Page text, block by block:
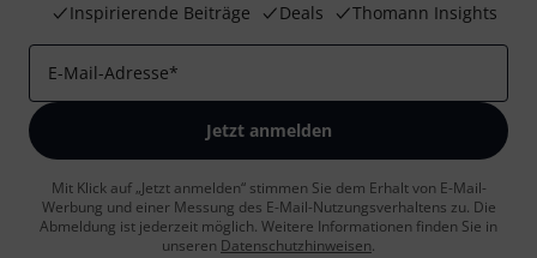
Inspirierende Beiträge
Deals Thomann Insights
E-Mail-Adresse*
Jetzt anmelden
Mit Klick auf „Jetzt anmelden“ stimmen Sie dem Erhalt von E-Mail-
Werbung und einer Messung des E-Mail-Nutzungsverhaltens zu. Die
Abmeldung ist jederzeit möglich. Weitere Informationen finden Sie in
unseren Datenschutzhinweisen.